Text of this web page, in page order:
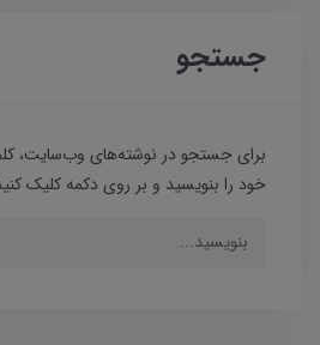
جستجو
برای جستجو در نوشته‌های وب‌سایت،
خود را بنویسید و بر روی دکمه کلیک